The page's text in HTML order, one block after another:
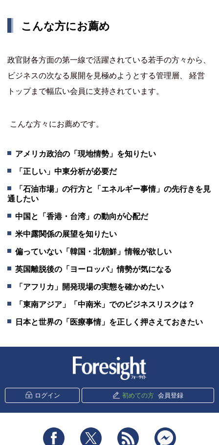
こんな方にお薦め
政官財各方面の第一線で活躍されている若手の方々から、
ビジネスの次なる展開を見極めようとする管理層、 経営
トップまで幅広い会員に支持されています。
こんな方々にお薦めです。
アメリカ政治の「現地情勢」を知りたい
「正しい」中東分析が必要だ
「石油市場」の行方と「エネルギー事情」の先行きを見
通したい
中国と「香港・台湾」の動向が心配だ
米中露関係の展望を知りたい
偏っていない「韓国・北朝鮮」情報が欲しい
英国離脱後の「ヨーロッパ」情勢が気になる
「アフリカ」開発現場の実態を確かめたい
「東南アジア」「中南米」でのビジネスリスクは？
日本と世界の「医療事情」を正しく押さえておきたい
ログイン 初めての方 会員登録
Facebook Twitter RSS